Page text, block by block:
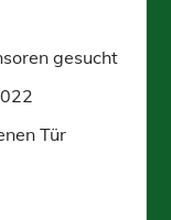
gesucht
Tür